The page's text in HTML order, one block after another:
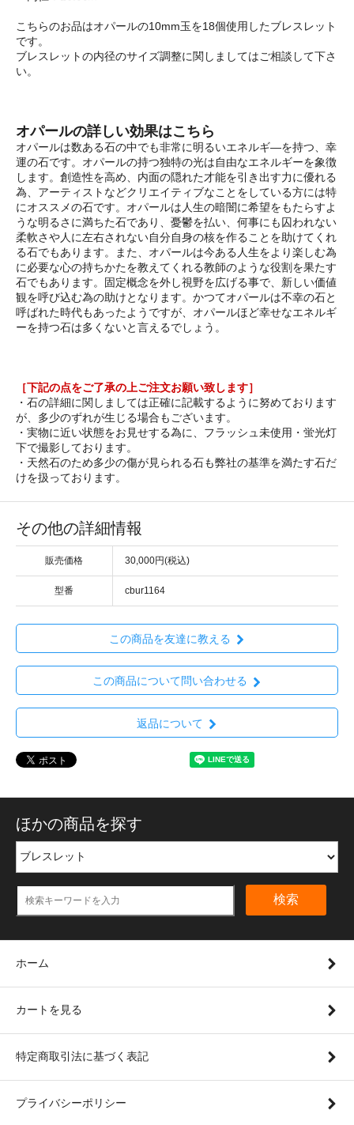
こちらのお品はオパールの10mm玉を18個使用したブレスレット
です。
ブレスレットの内径のサイズ調整に関しましてはご相談して下さ
い。
オパールの詳しい効果はこちら
オパールは数ある石の中でも非常に明るいエネルギ―を持つ、幸
運の石です。オパールの持つ独特の光は自由なエネルギーを象徴
します。創造性を高め、内面の隠れた才能を引き出す力に優れる
為、アーティストなどクリエイティブなことをしている方には特
にオススメの石です。オパールは人生の暗闇に希望をもたらすよ
うな明るさに満ちた石であり、憂鬱を払い、何事にも囚われない
柔軟さや人に左右されない自分自身の核を作ることを助けてくれ
る石でもあります。また、オパールは今ある人生をより楽しむ為
に必要な心の持ちかたを教えてくれる教師のような役割を果たす
石でもあります。固定概念を外し視野を広げる事で、新しい価値
観を呼び込む為の助けとなります。かつてオパールは不幸の石と
呼ばれた時代もあったようですが、オパールほど幸せなエネルギ
ーを持つ石は多くないと言えるでしょう。
［下記の点をご了承の上ご注文お願い致します］
・石の詳細に関しましては正確に記載するように努めております
が、多少のずれが生じる場合もございます。
・実物に近い状態をお見せする為に、フラッシュ未使用・蛍光灯
下で撮影しております。
・天然石のため多少の傷が見られる石も弊社の基準を満たす石だ
けを扱っております。
その他の詳細情報
販売価格 30,000円(税込)
型番 cbur1164
この商品を友達に教える
この商品について問い合わせる
返品について
ほかの商品を探す
検索
ホーム
カートを見る
特定商取引法に基づく表記
プライバシーポリシー